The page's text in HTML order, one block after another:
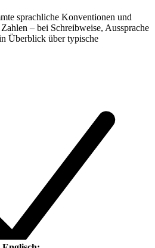
sprachliche Konventionen und
– bei Schreibweise, Aussprache
Überblick über typische